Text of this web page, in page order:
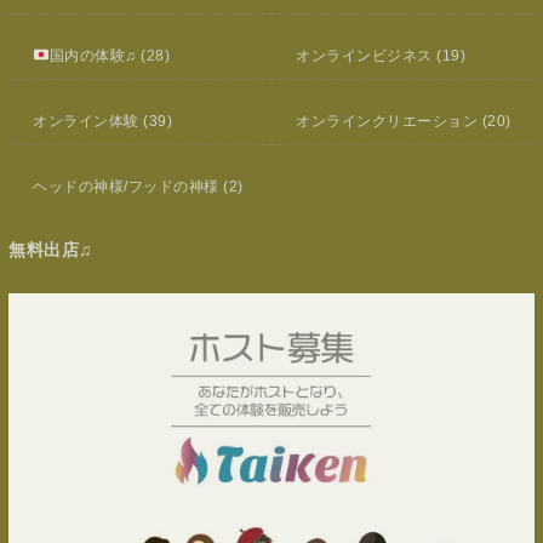
国内の体験♫ (28) オンラインビジネス (19)
オンライン体験 (39) オンラインクリエーション (20)
ヘッドの神様/フッドの神様 (2)
無料出店♫